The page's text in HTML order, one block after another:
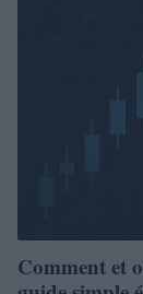
Comment et